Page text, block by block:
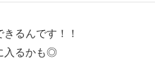
るんです！！
入るかも◎